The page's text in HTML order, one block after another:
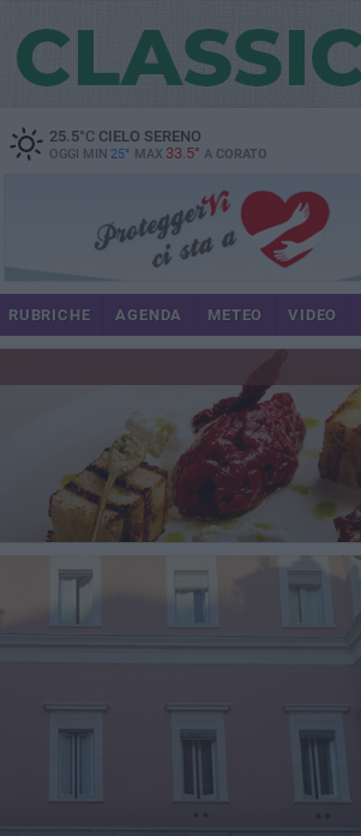
25.5°CCIELO SERENO
OGGI MIN 25° MAX 33.5° A CORATO
RUBRICHE AGENDA METEO VIDEO